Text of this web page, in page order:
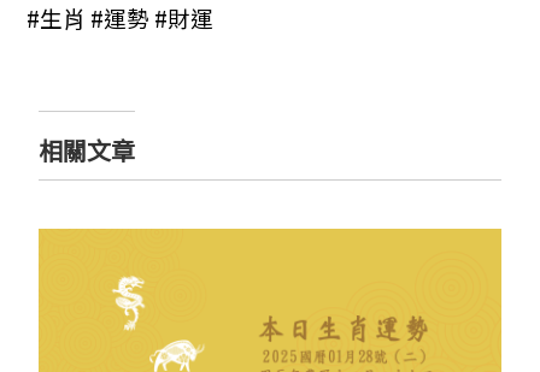
#生肖 #運勢 #財運
相關文章